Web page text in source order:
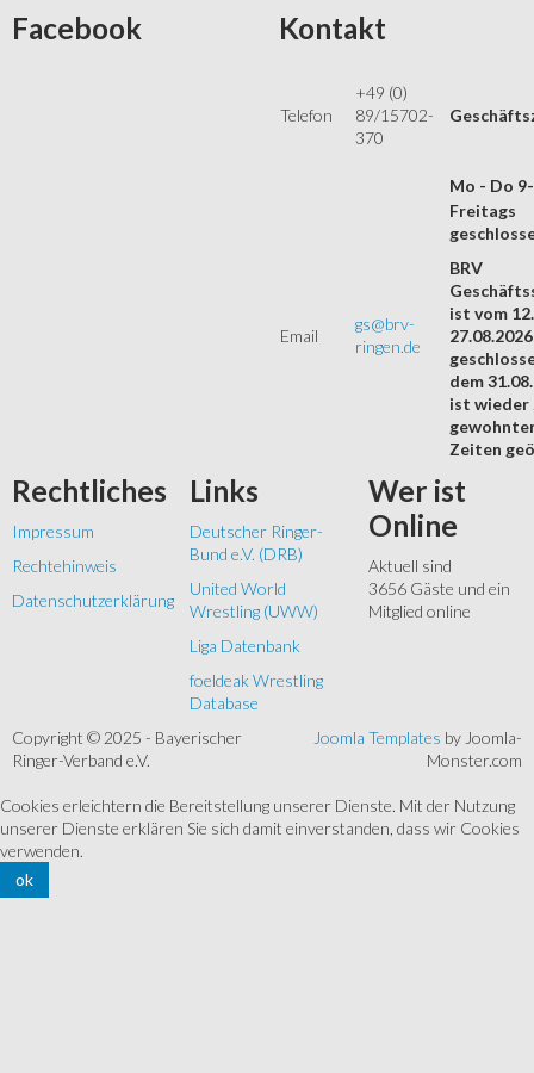
Facebook Kontakt
Telefon
+49 (0)
89/15702-
370
Mo - Do
Email
gs@brv-
ringen.de
Freitags
BRV
ist vom
27.08.2026
dem
ist wieder
Zeiten
Rechtliches
Impressum
Rechtehinweis
Datenschutzerklärung
Links
Deutscher Ringer-
Bund e.V. (DRB)
United World
Wrestling (UWW)
Liga Datenbank
foeldeak Wrestling
Database
Wer ist
Online
Aktuell sind
3656 Gäste und ein
Mitglied online
Copyright © 2025 - Bayerischer
Ringer-Verband e.V.
Joomla Templates by Joomla-
Monster.com
Cookies erleichtern die Bereitstellung unserer Dienste. Mit der Nutzung
unserer Dienste erklären Sie sich damit einverstanden, dass wir Cookies
verwenden.
ok